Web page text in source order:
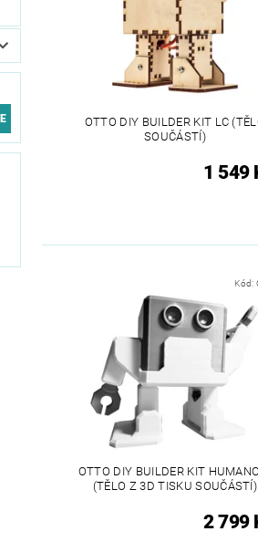
OTTO DIY BUILDER KIT LC
SOUČÁSTÍ)
1 549
Kód:
OTTO DIY BUILDER KIT
(TĚLO Z 3D TISKU SOUČÁSTÍ)
2 799